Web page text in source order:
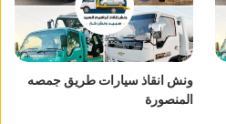
ونش انقاذ سيارات طريق جمصه
المنصورة